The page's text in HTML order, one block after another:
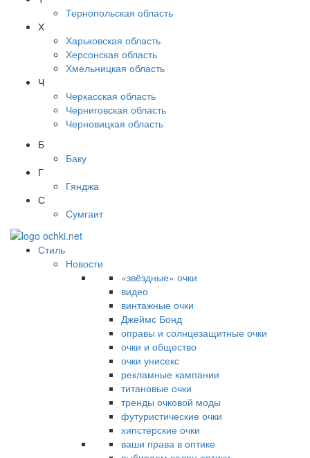
Тернопольская область
Х
Харьковская область
Херсонская область
Хмельницкая область
Ч
Черкасская область
Черниговская область
Черновицкая область
Б
Баку
Г
Гянджа
С
Сумгаит
Стиль
Новости
«звёздные» очки
видео
винтажные очки
Джеймс Бонд
оправы и солнцезащитные очки
очки и общество
очки унисекс
рекламные кампании
титановые очки
тренды очковой моды
футуристические очки
хипстерские очки
ваши права в оптике